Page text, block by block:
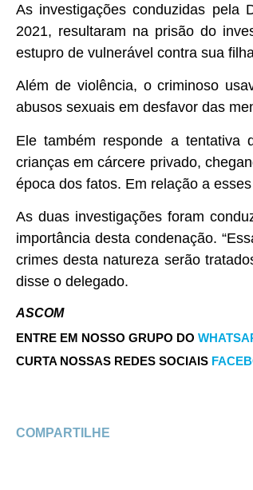
As investigações conduzidas pela
2021, resultaram na prisão do
estupro de vulnerável contra sua
Além de violência, o criminoso
abusos sexuais em desfavor das
Ele também responde a tentativa
crianças em cárcere privado,
época dos fatos. Em relação a
As duas investigações foram
importância desta condenação.
crimes desta natureza serão
disse o delegado.
ASCOM
ENTRE EM NOSSO GRUPO DO
CURTA NOSSAS REDES SOCIAIS
COMPARTILHE